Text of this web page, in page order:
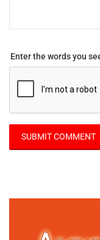
Enter the words you